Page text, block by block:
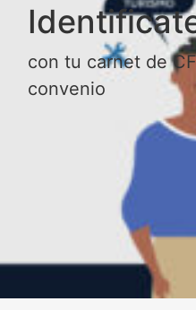
con tu carnet de
convenio